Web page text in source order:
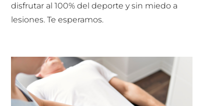
disfrutar al 100% del deporte y sin miedo a
lesiones. Te esperamos.